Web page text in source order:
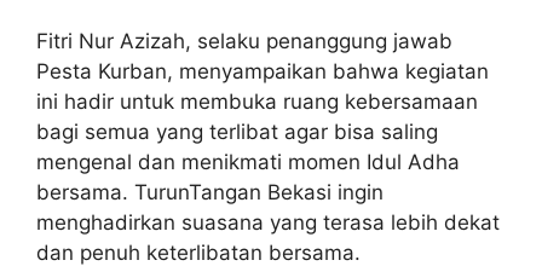
Fitri Nur Azizah, selaku penanggung jawab
Pesta Kurban, menyampaikan bahwa kegiatan
ini hadir untuk membuka ruang kebersamaan
bagi semua yang terlibat agar bisa saling
mengenal dan menikmati momen Idul Adha
bersama. TurunTangan Bekasi ingin
menghadirkan suasana yang terasa lebih dekat
dan penuh keterlibatan bersama.